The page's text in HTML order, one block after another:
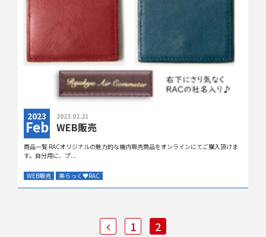
2023
Feb
2023.02.21
WEB販売
商品一覧 RACオリジナルの魅力的な機内販売商品をオンラインにてご購入頂けま
す。自分用に、プ...
WEB販売 美らっく ♥RAC
1 2